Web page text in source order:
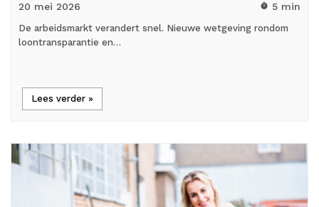
20 mei 2026 timer 5 min
De arbeidsmarkt verandert snel. Nieuwe wetgeving rondom
loontransparantie en…
Lees verder »